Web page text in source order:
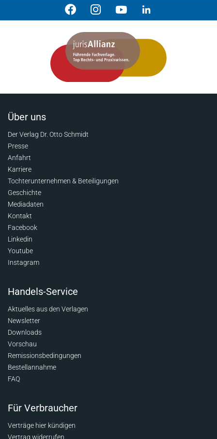
Über uns
Der Verlag Dr. Otto Schmidt
Presse
Anfahrt
Karriere
Tochterunternehmen & Beteiligungen
Geschichte
Mediadaten
Kontakt
Facebook
Linkedin
Youtube
Instagram
Handels-Service
Aktuelles aus den Verlagen
Newsletter
Downloads
Vorschau
Remissionsbedingungen
Bestellannahme
FAQ
Für Verbraucher
Verträge hier kündigen
Vertrag widerrufen